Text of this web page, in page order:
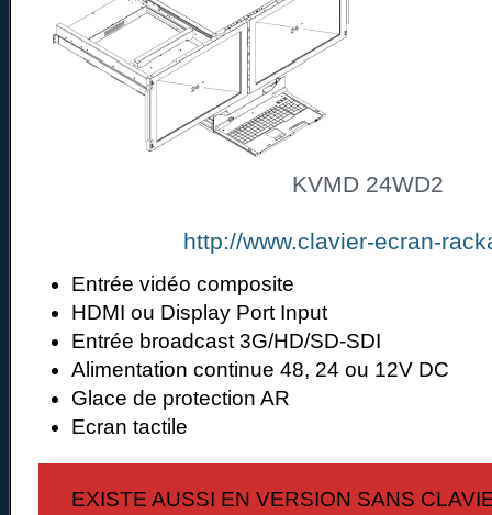
KVMD 24WD2
http://www.clavier-ecran-
Entrée vidéo composite
HDMI ou Display Port Input
Entrée broadcast 3G/HD/SD-SDI
Alimentation continue 48, 24 ou 12V DC
Glace de protection AR
Ecran tactile
EXISTE AUSSI EN VERSION SANS